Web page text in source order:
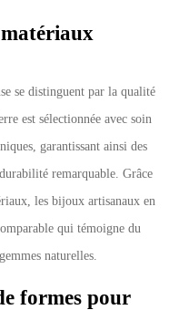
se distinguent par la qualité
est sélectionnée avec soin
garantissant ainsi des
remarquable. Grâce
les bijoux artisanaux en
qui témoigne du
naturelles.
formes pour